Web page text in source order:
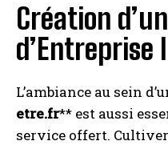
Création
d’Entreprise
L’ambiance au sein
etre.fr** est aussi
service offert.